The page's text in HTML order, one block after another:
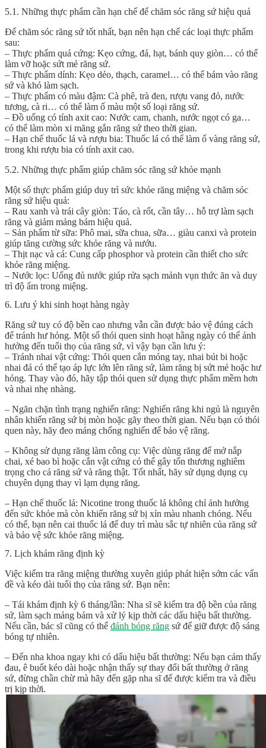
5.1. Những thực phẩm cần hạn chế để chăm sóc răng sứ hiệu quả
Để chăm sóc răng sứ tốt nhất, bạn nên hạn chế các loại thực phẩm
sau:
– Thực phẩm quá cứng: Kẹo cứng, đá, hạt, bánh quy giòn… có thể
làm vỡ hoặc sứt mẻ răng sứ.
– Thực phẩm dính: Kẹo dẻo, thạch, caramel… có thể bám vào răng
sứ và khó làm sạch.
– Thực phẩm có màu đậm: Cà phê, trà đen, rượu vang đỏ, nước
tương, cà ri… có thể làm ố màu một số loại răng sứ.
– Đồ uống có tính axit cao: Nước cam, chanh, nước ngọt có ga…
có thể làm mòn xi măng gắn răng sứ theo thời gian.
– Hạn chế thuốc lá và rượu bia: Thuốc lá có thể làm ố vàng răng sứ,
trong khi rượu bia có tính axit cao.
5.2. Những thực phẩm giúp chăm sóc răng sứ khỏe mạnh
Một số thực phẩm giúp duy trì sức khỏe răng miệng và chăm sóc
răng sứ hiệu quả:
– Rau xanh và trái cây giòn: Táo, cà rốt, cần tây… hỗ trợ làm sạch
răng và giảm mảng bám hiệu quả.
– Sản phẩm từ sữa: Phô mai, sữa chua, sữa… giàu canxi và protein
giúp tăng cường sức khỏe răng và nướu.
– Thịt nạc và cá: Cung cấp phosphor và protein cần thiết cho sức
khỏe răng miệng.
– Nước lọc: Uống đủ nước giúp rửa sạch mảnh vụn thức ăn và duy
trì độ ẩm trong miệng.
6. Lưu ý khi sinh hoạt hàng ngày
Răng sứ tuy có độ bền cao nhưng vẫn cần được bảo vệ đúng cách
để tránh hư hỏng. Một số thói quen sinh hoạt hằng ngày có thể ảnh
hưởng đến tuổi thọ của răng sứ, vì vậy bạn cần lưu ý:
– Tránh nhai vật cứng: Thói quen cắn móng tay, nhai bút bi hoặc
nhai đá có thể tạo áp lực lớn lên răng sứ, làm răng bị sứt mẻ hoặc hư
hỏng. Thay vào đó, hãy tập thói quen sử dụng thực phẩm mềm hơn
và nhai nhẹ nhàng.
– Ngăn chặn tình trạng nghiến răng: Nghiến răng khi ngủ là nguyên
nhân khiến răng sứ bị mòn hoặc gãy theo thời gian. Nếu bạn có thói
quen này, hãy đeo máng chống nghiến để bảo vệ răng.
– Không sử dụng răng làm công cụ: Việc dùng răng để mở nắp
chai, xé bao bì hoặc cắn vật cứng có thể gây tổn thương nghiêm
trọng cho cả răng sứ và răng thật. Tốt nhất, hãy sử dụng dụng cụ
chuyên dụng thay vì lạm dụng răng.
– Hạn chế thuốc lá: Nicotine trong thuốc lá không chỉ ảnh hưởng
đến sức khỏe mà còn khiến răng sứ bị xỉn màu nhanh chóng. Nếu
có thể, bạn nên cai thuốc lá để duy trì màu sắc tự nhiên của răng sứ
và bảo vệ sức khỏe răng miệng.
7. Lịch khám răng định kỳ
Việc kiểm tra răng miệng thường xuyên giúp phát hiện sớm các vấn
đề và kéo dài tuổi thọ của răng sứ. Bạn nên:
– Tái khám định kỳ 6 tháng/lần: Nha sĩ sẽ kiểm tra độ bền của răng
sứ, làm sạch mảng bám và xử lý kịp thời các dấu hiệu bất thường.
Nếu cần, bác sĩ cũng có thể đánh bóng răng sứ để giữ được độ sáng
bóng tự nhiên.
– Đến nha khoa ngay khi có dấu hiệu bất thường: Nếu bạn cảm thấy
đau, ê buốt kéo dài hoặc nhận thấy sự thay đổi bất thường ở răng
sứ, đừng chần chừ mà hãy đến gặp nha sĩ để được kiểm tra và điều
trị kịp thời.